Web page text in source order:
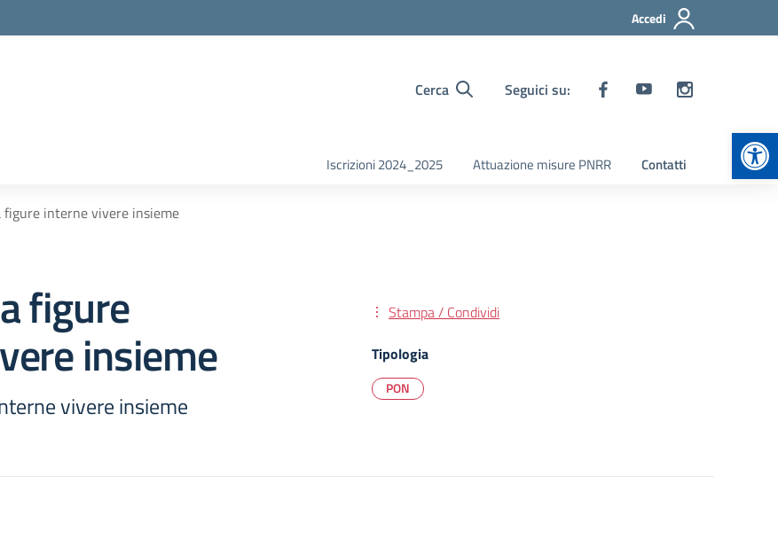
Accedi
Cerca Seguici su:
Iscrizioni 2024_2025 Attuazione misure PNRR Contatti
figure interne vivere insieme
figure
insieme
vivere insieme
Stampa / Condividi
Tipologia
PON